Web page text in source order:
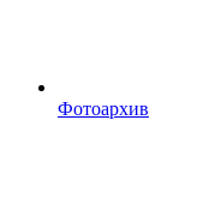
Фотоархив